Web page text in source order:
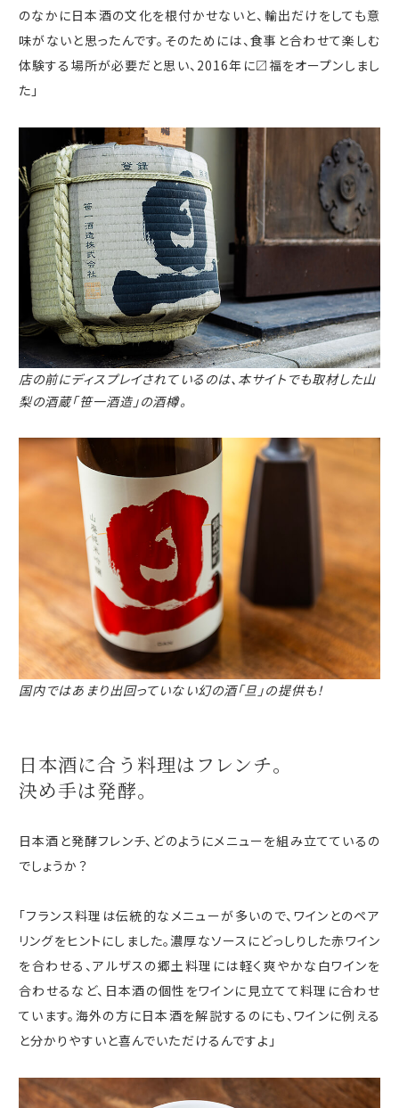
のなかに日本酒の文化を根付かせないと、輸出だけをしても意
味がないと思ったんです。そのためには、食事と合わせて楽しむ
体験する場所が必要だと思い、2016年に〼福をオープンしまし
た」
店の前にディスプレイされているのは、本サイトでも取材した山
梨の酒蔵「笹一酒造」の酒樽。
国内ではあまり出回っていない幻の酒「旦」の提供も！
日本酒に合う料理は フレンチ。
決め手は発酵。
日本酒と発酵フレンチ、どのようにメニューを組み立てているの
でしょうか？
「フランス料理は伝統的なメニューが多いので、ワインとのペア
リングをヒントにしました。濃厚なソースにどっしりした赤ワイン
を合わせる、アルザスの郷土料理には軽く爽やかな白ワインを
合わせるなど、日本酒の個性をワインに見立てて料理に合わせ
ています。海外の方に日本酒を解説するのにも、ワインに例える
と分かりやすいと喜んでいただけるんですよ」